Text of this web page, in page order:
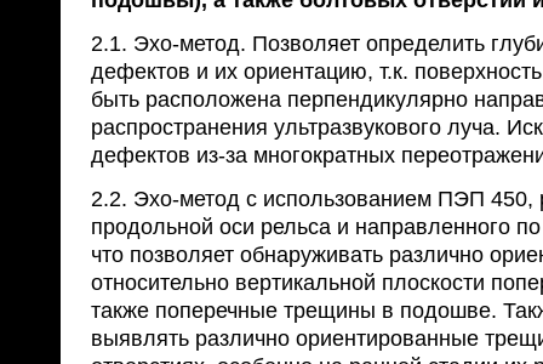
2.1. Эхо-метод. Позволяет определить
дефектов и их ориентацию, т.к.
быть расположена перпендикулярно
распространения ультразвукового луча.
дефектов из-за многократных
2.2. Эхо-метод с использованием ПЭП 450,
продольной оси рельса и направленного
что позволяет обнаруживать различно
относительно вертикальной плоскости
также поперечные трещины в подошве.
выявлять различно ориентированные